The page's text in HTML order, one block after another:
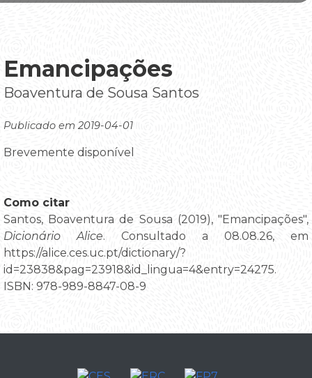
Emancipações
Boaventura de Sousa Santos
Publicado em 2019-04-01
Brevemente disponível
Como citar
Santos, Boaventura de Sousa (2019), "Emancipações",
Dicionário Alice. Consultado a 08.08.26, em
https://alice.ces.uc.pt/dictionary/?
id=23838&pag=23918&id_lingua=4&entry=24275.
ISBN: 978-989-8847-08-9